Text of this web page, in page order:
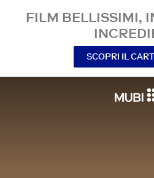
FILM BELLISSIMI,
SCOPRI IL